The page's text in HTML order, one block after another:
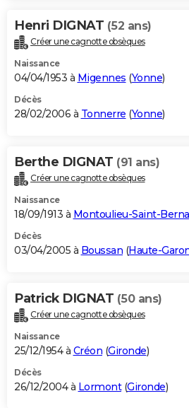
Henri DIGNAT (52 ans)
Créer une cagnotte obsèques
Naissance
04/04/1953 à Migennes (Yonne)
Décès
28/02/2006 à Tonnerre (Yonne)
Berthe DIGNAT (91 ans)
Créer une cagnotte obsèques
Naissance
18/09/1913 à Montoulieu-Saint-
Décès
03/04/2005 à Boussan (Haute-
Patrick DIGNAT (50 ans)
Créer une cagnotte obsèques
Naissance
25/12/1954 à Créon (Gironde)
Décès
26/12/2004 à Lormont(Gironde)